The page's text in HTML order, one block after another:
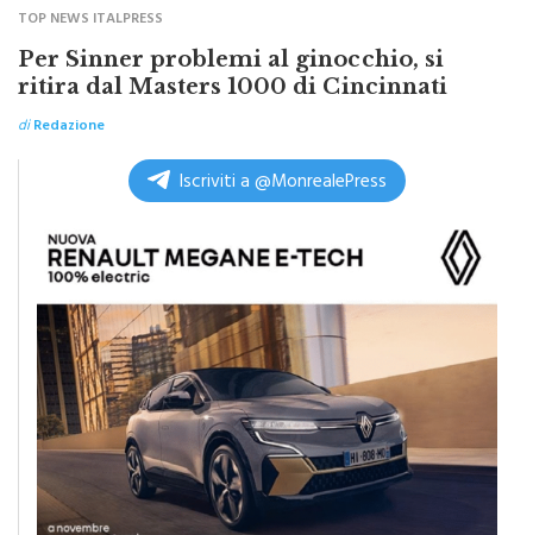
TOP NEWS ITALPRESS
Per Sinner problemi al ginocchio, si
ritira dal Masters 1000 di Cincinnati
diRedazione
Iscriviti a @MonrealePress